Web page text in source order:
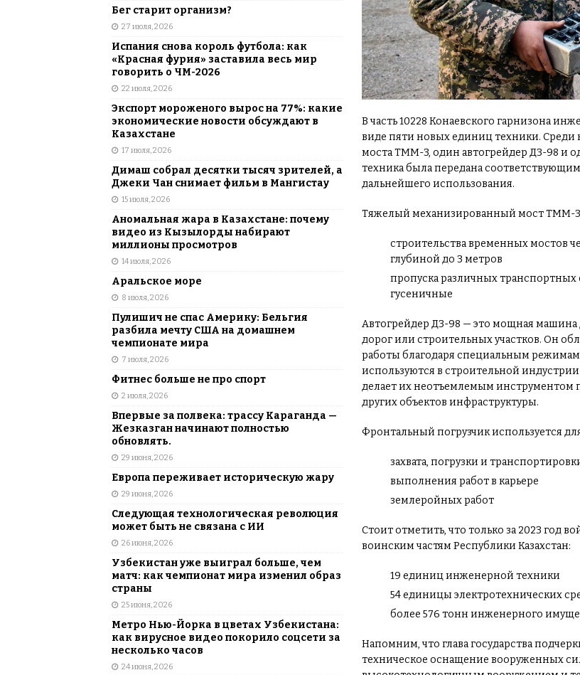
В часть 10228 Конаевского гарнизона
виде пяти новых единиц техники.
моста ТММ-3, один автогрейдер ДЗ-98 и
техника была передана
дальнейшего использования.
Тяжелый механизированный мост ТММ-3
строительства временных мостов
глубиной до 3 метров
пропуска различных транспортных
гусеничные
Автогрейдер ДЗ-98 — это мощная
дорог или строительных участков. Он
работы благодаря специальным
используются в строительной
делает их неотъемлемым инструментом
других объектов инфраструктуры.
Фронтальный погрузчик используется
захвата, погрузки и
выполнения работ в карьере
землеройных работ
Стоит отметить, что только за 2023 год
воинским частям Республики Казахстан:
19 единиц инженерной техники
54 единицы электротехнических
более 576 тонн инженерного
Напомним, что глава государства
техническое оснащение вооруженных
Бег старит организм?
27 июля, 2026
Испания снова король футбола: как
«Красная фурия» заставила весь мир
говорить о ЧМ-2026
22 июля, 2026
Экспорт мороженого вырос на 77%: какие
экономические новости обсуждают в
Казахстане
17 июля, 2026
Димаш собрал десятки тысяч зрителей, а
Джеки Чан снимает фильм в Мангистау
15 июля, 2026
Аномальная жара в Казахстане: почему
видео из Кызылорды набирают
миллионы просмотров
14 июля, 2026
Аральское море
8 июля, 2026
Пулишич не спас Америку: Бельгия
разбила мечту США на домашнем
чемпионате мира
7 июля, 2026
Фитнес больше не про спорт
2 июля, 2026
Впервые за полвека: трассу Караганда —
Жезказган начинают полностью
обновлять.
29 июня, 2026
Европа переживает историческую жару
29 июня, 2026
Следующая технологическая революция
может быть не связана с ИИ
26 июня, 2026
Узбекистан уже выиграл больше, чем
матч: как чемпионат мира изменил образ
страны
25 июня, 2026
Метро Нью-Йорка в цветах Узбекистана:
как вирусное видео покорило соцсети за
несколько часов
24 июня, 2026